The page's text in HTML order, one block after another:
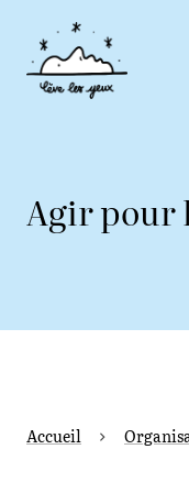
Agir pour
Accueil